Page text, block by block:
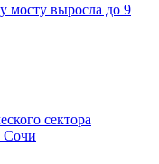
мосту выросла до 9
сектора
Сочи